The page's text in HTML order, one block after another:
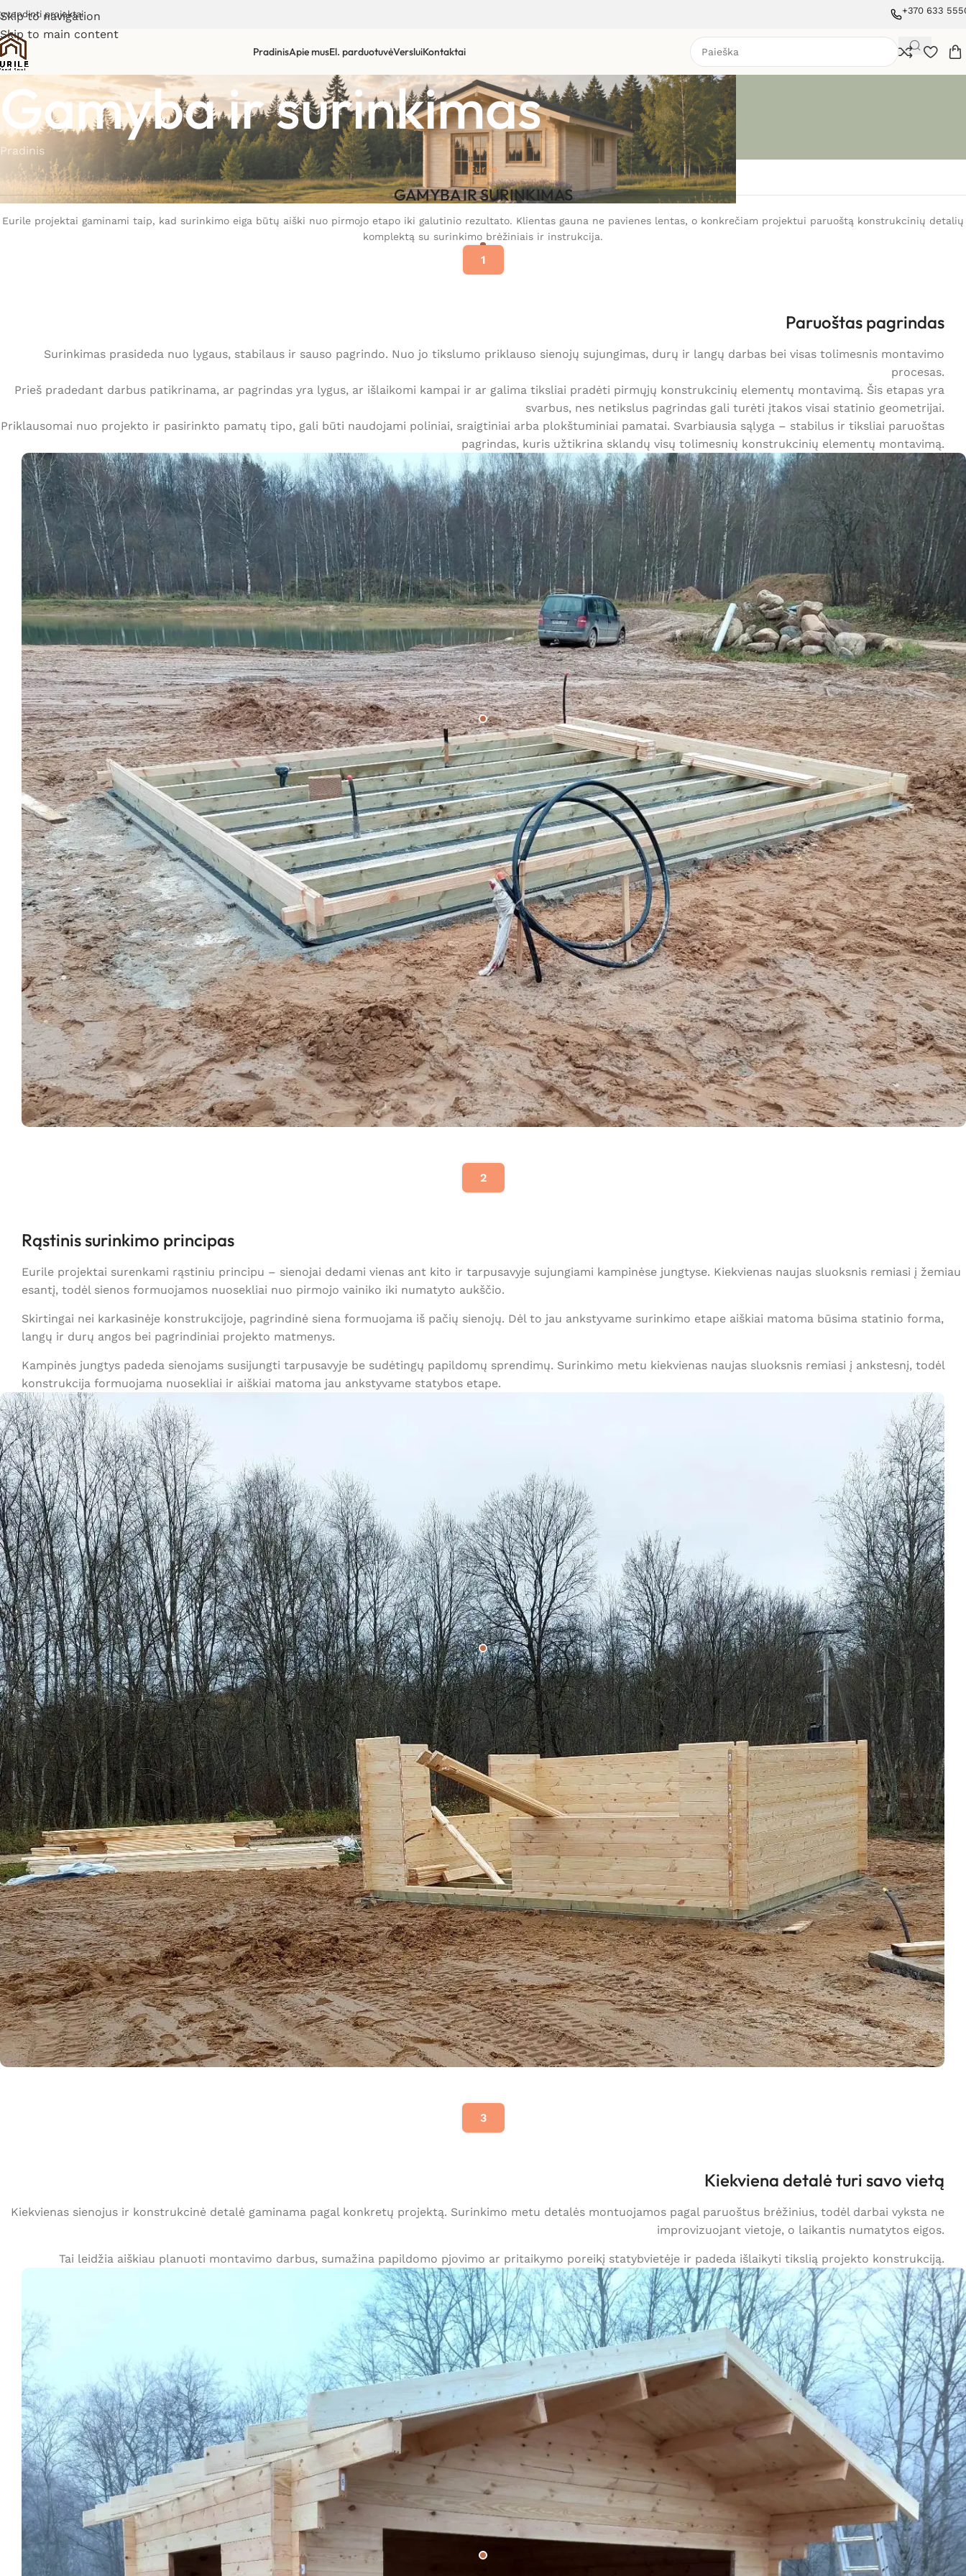
Skip to navigation
Skip to main content
projektai +370 633
PradinisApie musEl. parduotuvėVersluiKontaktai
Gamyba ir surinkimas
Pradinis
Eurile
GAMYBA IR SURINKIMAS
Eurile projektai gaminami taip, kad surinkimo eiga būtų aiški nuo pirmojo etapo iki galutinio rezultato. Klientas gauna ne pavienes lentas, o konkrečiam projektui paruoštą konstrukcinių detalių
komplektą su surinkimo brėžiniais ir instrukcija.
1
Paruoštas pagrindas
Surinkimas prasideda nuo lygaus, stabilaus ir sauso pagrindo. Nuo jo tikslumo priklauso sienojų sujungimas, durų ir langų darbas bei visas tolimesnis montavimo
procesas.
Prieš pradedant darbus patikrinama, ar pagrindas yra lygus, ar išlaikomi kampai ir ar galima tiksliai pradėti pirmųjų konstrukcinių elementų montavimą. Šis etapas yra
svarbus, nes netikslus pagrindas gali turėti įtakos visai statinio geometrijai.
Priklausomai nuo projekto ir pasirinkto pamatų tipo, gali būti naudojami poliniai, sraigtiniai arba plokštuminiai pamatai. Svarbiausia sąlyga – stabilus ir tiksliai paruoštas
pagrindas, kuris užtikrina sklandų visų tolimesnių konstrukcinių elementų montavimą.
2
Rąstinis surinkimo principas
Eurile projektai surenkami rąstiniu principu – sienojai dedami vienas ant kito ir tarpusavyje sujungiami kampinėse jungtyse. Kiekvienas naujas sluoksnis remiasi į žemiau
esantį, todėl sienos formuojamos nuosekliai nuo pirmojo vainiko iki numatyto aukščio.
Skirtingai nei karkasinėje konstrukcijoje, pagrindinė siena formuojama iš pačių sienojų. Dėl to jau ankstyvame surinkimo etape aiškiai matoma būsima statinio forma,
langų ir durų angos bei pagrindiniai projekto matmenys.
Kampinės jungtys padeda sienojams susijungti tarpusavyje be sudėtingų papildomų sprendimų. Surinkimo metu kiekvienas naujas sluoksnis remiasi į ankstesnį, todėl
konstrukcija formuojama nuosekliai ir aiškiai matoma jau ankstyvame statybos etape.
3
Kiekviena detalė turi savo vietą
Kiekvienas sienojus ir konstrukcinė detalė gaminama pagal konkretų projektą. Surinkimo metu detalės montuojamos pagal paruoštus brėžinius, todėl darbai vyksta ne
improvizuojant vietoje, o laikantis numatytos eigos.
Tai leidžia aiškiau planuoti montavimo darbus, sumažina papildomo pjovimo ar pritaikymo poreikį statybvietėje ir padeda išlaikyti tikslią projekto konstrukciją.